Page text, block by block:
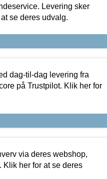
Levering sker
se deres udvalg.
dag-til-dag levering fra
på Trustpilot. Klik her for
via deres webshop,
Klik her for at se deres